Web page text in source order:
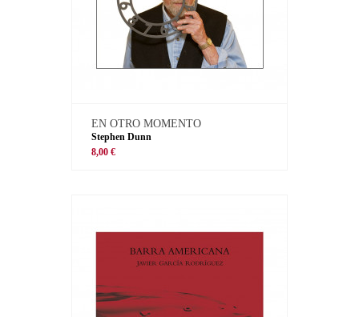
EN OTRO MOMENTO
Stephen Dunn
8,00 €